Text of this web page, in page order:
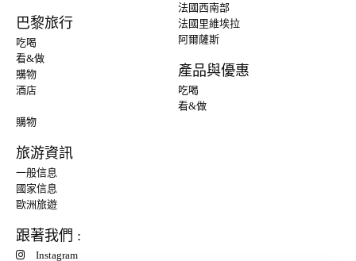
巴黎旅行
吃喝
看&做
購物
酒店
法國西南部
法國里維埃拉
阿爾薩斯
產品與優惠
吃喝
看&做
購物
旅游資訊
一般信息
國家信息
歐洲旅遊
跟著我們 :
Instagram